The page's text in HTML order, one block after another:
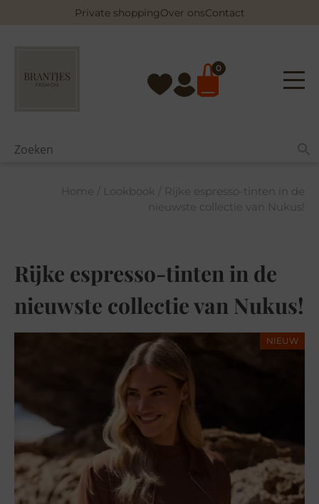
Private shoppingOver onsContact
0
Home / Lookbook / Rijke espresso-tinten in de
nieuwste collectie van Nukus!
Rijke espresso-tinten in de
nieuwste collectie van Nukus!
NIEUW